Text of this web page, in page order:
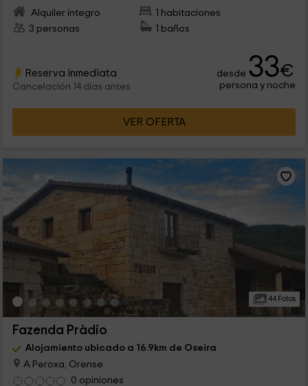
Alquiler íntegro
1 habitaciones
3 personas
1 baños
Reserva inmediata
Cancelación 14 días antes
desde 33€
persona y noche
VER OFERTA
44 Fotos
Fazenda Pràdio
Alojamiento ubicado a 16.9km de Oseira
A Peroxa, Orense
0 opiniones